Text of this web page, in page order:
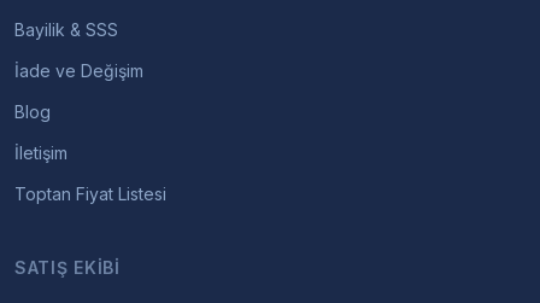
Bayilik & SSS
İade ve Değişim
Blog
İletişim
Toptan Fiyat Listesi
SATIŞ EKIBI